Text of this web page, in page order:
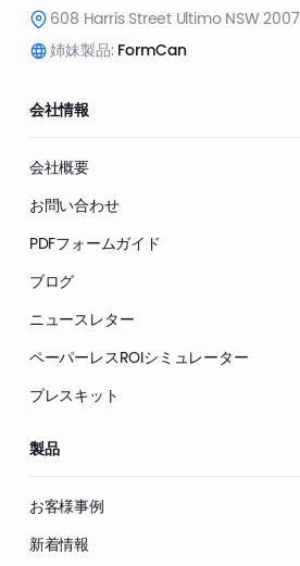
608 Harris Street Ultimo NSW 2007
姉妹製品: FormCan
会社情報
会社概要
お問い合わせ
PDFフォームガイド
ブログ
ニュースレター
ペーパーレスROIシミュレーター
プレスキット
製品
お客様事例
新着情報